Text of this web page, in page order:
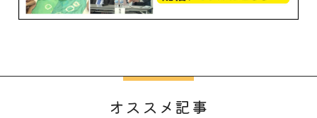
オススメ記事